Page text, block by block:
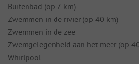
Buitenbad (op 7 km)
Zwemmen in de rivier (op 40 km)
Zwemmen in de zee
Zwemgelegenheid aan het meer (op
Whirlpool